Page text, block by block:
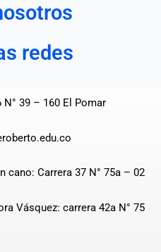
redes
39 – 160 El Pomar
cano: Carrera 37 N° 75a – 02
Vásquez: carrera 42a N° 75